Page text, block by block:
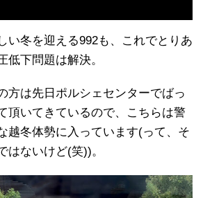
い冬を迎える992も、これでとりあ
低下問題は解決。
方は先日ポルシェセンターでばっ
頂いてきているので、こちらは警
越冬体勢に入っています(って、そ
はないけど(笑))。